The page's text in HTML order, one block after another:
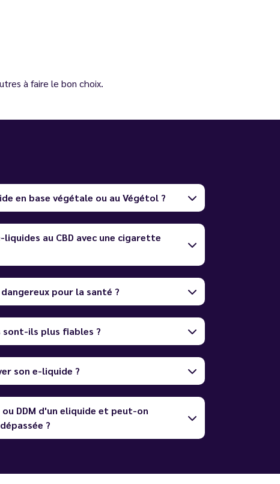
à faire le bon choix.
en base végétale ou au Végétol ?
au CBD avec une cigarette
pour la santé ?
ils plus fiables ?
son e-liquide ?
DDM d'un eliquide et peut-on
?